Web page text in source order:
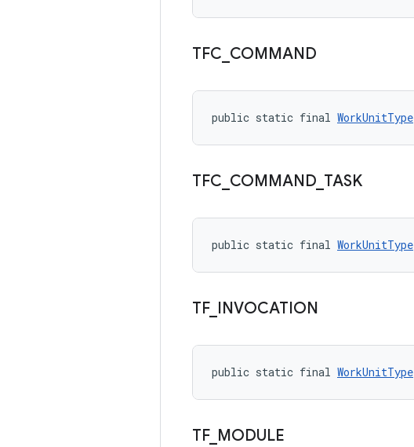
TFC COMMAND
public static final WorkUnitType
TFC COMMAND TASK
public static final WorkUnitType
TF_ INVOCATION
public static final WorkUnitType
TF_ MODULE